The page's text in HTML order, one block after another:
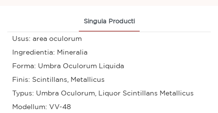
Singula Producti
Usus: area oculorum
Ingredientia: Mineralia
Forma: Umbra Oculorum Liquida
Finis: Scintillans, Metallicus
Typus: Umbra Oculorum, Liquor Scintillans Metallicus
Modellum: VV-48